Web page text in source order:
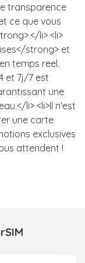
transparence
ce que vous
li> <li>
strong> et
temps reel.
et 7j/7 est
une
li> <li>Il n'est
une carte
exclusives
attendent !